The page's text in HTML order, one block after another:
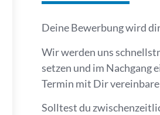
Deine Bewerbung wird
Wir werden uns
setzen und im Nachgang
Termin mit Dir
Solltest du